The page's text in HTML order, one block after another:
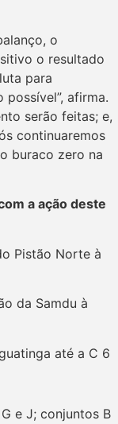
o
o resultado
para
afirma.
serão feitas; e,
continuaremos
buraco zero na
a ação deste
Pistão Norte à
da Samdu à
até a C 6
e J; conjuntos B